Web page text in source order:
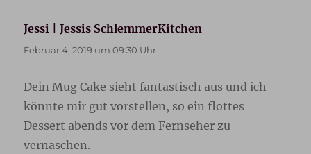
Jessi | Jessis SchlemmerKitchen
Februar 4, 2019 um 09:30 Uhr
Dein Mug Cake sieht fantastisch aus und ich
könnte mir gut vorstellen, so ein flottes
Dessert abends vor dem Fernseher zu
vernaschen.